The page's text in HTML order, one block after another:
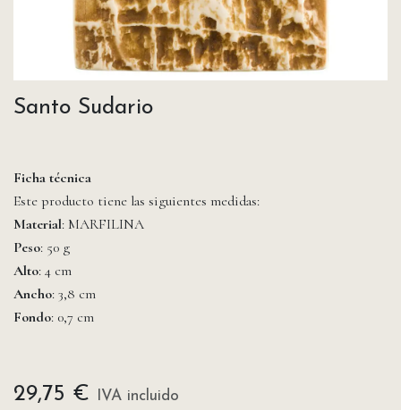
Santo Sudario
Ficha técnica
Este producto tiene las siguientes medidas:
Material: MARFILINA
Peso: 50 g
Alto: 4 cm
Ancho: 3,8 cm
Fondo: 0,7 cm
29,75 € IVA incluido